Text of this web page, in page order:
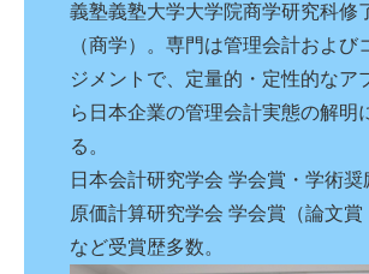
義塾義塾大学大学院商学研究科修
（商学）。専門は管理会計および
ジメントで、定量的・定性的なア
ら日本企業の管理会計実態の解明
る。
日本会計研究学会 学会賞・学術奨
原価計算研究学会 学会賞（論文賞
など受賞歴多数。